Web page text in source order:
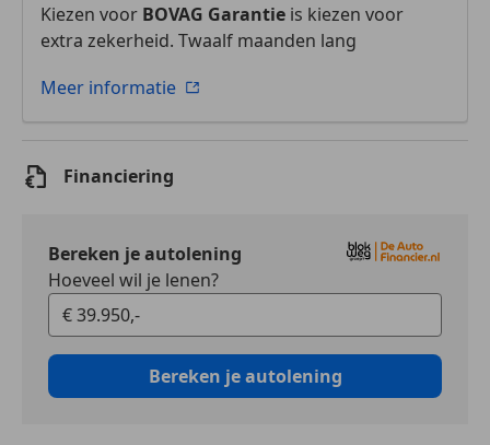
Kiezen voor BOVAG Garantie is kiezen voor
extra zekerheid. Twaalf maanden lang
Meer informatie
Financiering
Bereken je autolening
Hoeveel wil je lenen?
Bereken je autolening